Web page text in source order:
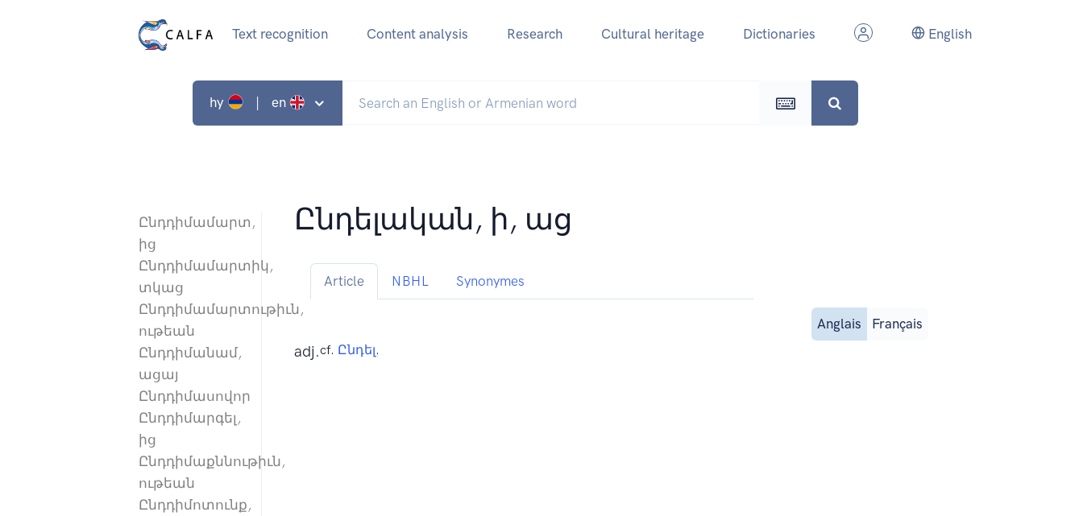
Text recognition Content analysis Research Cultural heritage Dictionaries English
hy | en
Ընդդիմամարտ,
ից
Ընդդիմամարտիկ,
տկաց
Ընդդիմամարտութիւն,
ութեան
Ընդդիմանամ,
ացայ
Ընդդիմասովոր
Ընդդիմարգել,
ից
Ընդդիմաքննութիւն,
ութեան
Ընդդիմոտունք,
Ընդելական, ի, աց
Article NBHL Synonymes
Anglais Français
adj.cf. Ընդել.